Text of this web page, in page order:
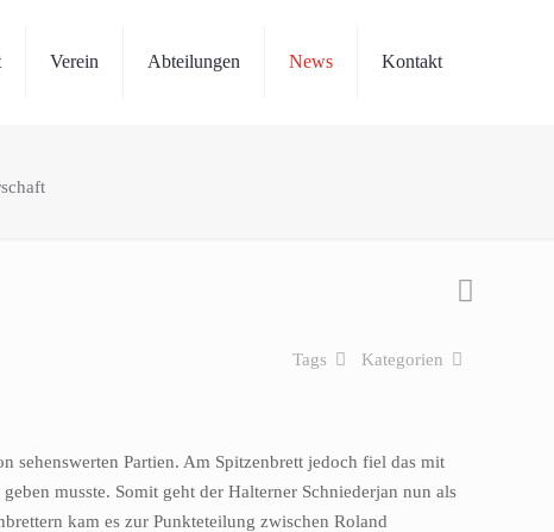
Verein Abteilungen News Kontakt
Kategorien
Tags
sehenswerten Partien. Am Spitzenbrett jedoch fiel das mit
musste. Somit geht der Halterner Schniederjan nun als
kam es zur Punkteteilung zwischen Roland